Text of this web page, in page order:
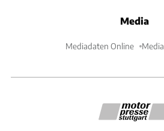
Media
Mediadaten Online